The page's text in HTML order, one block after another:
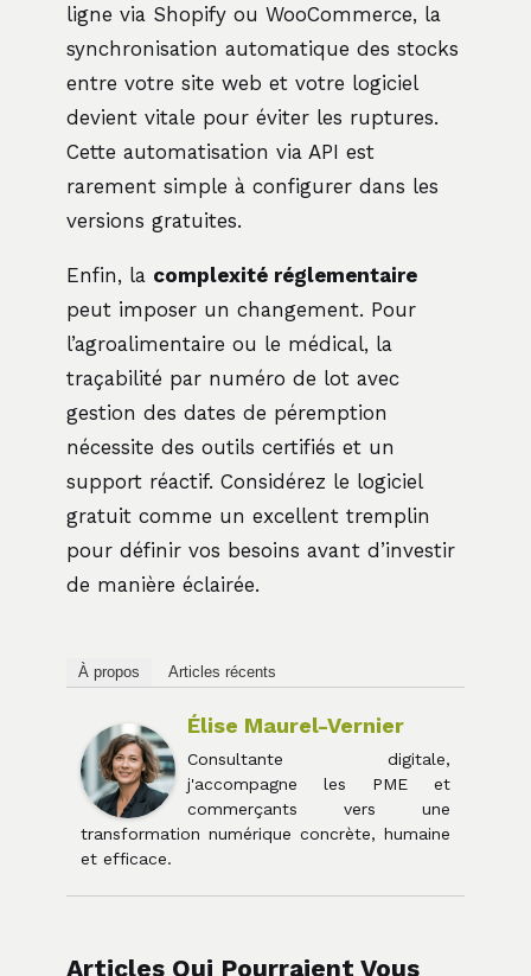
ligne via Shopify ou WooCommerce, la
synchronisation automatique des stocks
entre votre site web et votre logiciel
devient vitale pour éviter les ruptures.
Cette automatisation via API est
rarement simple à configurer dans les
versions gratuites.
Enfin, la complexité réglementaire
peut imposer un changement. Pour
l’agroalimentaire ou le médical, la
traçabilité par numéro de lot avec
gestion des dates de péremption
nécessite des outils certifiés et un
support réactif. Considérez le logiciel
gratuit comme un excellent tremplin
pour définir vos besoins avant d’investir
de manière éclairée.
À propos Articles récents
Élise Maurel-Vernier
Consultante digitale,
j'accompagne les PME et
commerçants vers une
transformation numérique concrète, humaine
et efficace.
Articles Qui Pourraient Vous